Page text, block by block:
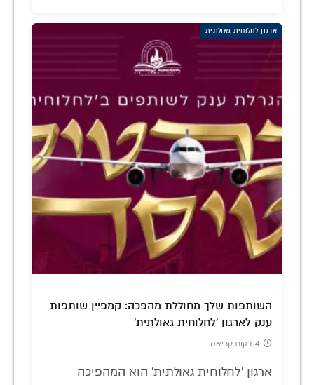
ארגון לחלוחית גאולתית
השותפות שלך מחוללת מהפכה: קמפיין שותפות
ענק לארגון 'לחלוחית גאולתית'
4 דקות קריאה
ארגון 'לחלוחית גאולתית' הוא המהפיכה